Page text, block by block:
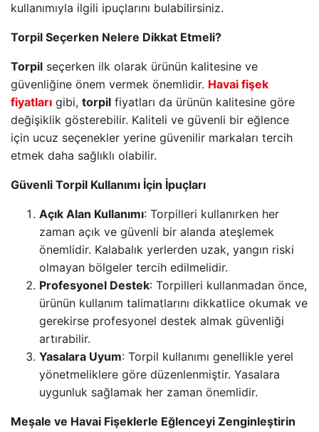
kullanımıyla ilgili ipuçlarını bulabilirsiniz.
Torpil Seçerken Nelere Dikkat Etmeli?
Torpil seçerken ilk olarak ürünün kalitesine ve
güvenliğine önem vermek önemlidir. Havai fişek
fiyatları gibi, torpil fiyatları da ürünün kalitesine göre
değişiklik gösterebilir. Kaliteli ve güvenli bir eğlence
için ucuz seçenekler yerine güvenilir markaları tercih
etmek daha sağlıklı olabilir.
Güvenli Torpil Kullanımı İçin İpuçları
Açık Alan Kullanımı: Torpilleri kullanırken her
zaman açık ve güvenli bir alanda ateşlemek
önemlidir. Kalabalık yerlerden uzak, yangın riski
olmayan bölgeler tercih edilmelidir.
Profesyonel Destek: Torpilleri kullanmadan önce,
ürünün kullanım talimatlarını dikkatlice okumak ve
gerekirse profesyonel destek almak güvenliği
artırabilir.
Yasalara Uyum: Torpil kullanımı genellikle yerel
yönetmeliklere göre düzenlenmiştir. Yasalara
uygunluk sağlamak her zaman önemlidir.
Meşale ve Havai Fişeklerle Eğlenceyi Zenginleştirin